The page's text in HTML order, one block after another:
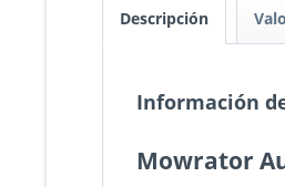
Descripción
Información
Mowrator